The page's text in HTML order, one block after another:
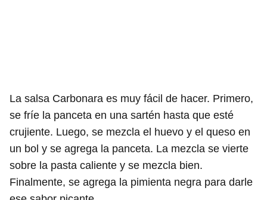
La salsa Carbonara es muy fácil de hacer. Primero,
se fríe la panceta en una sartén hasta que esté
crujiente. Luego, se mezcla el huevo y el queso en
un bol y se agrega la panceta. La mezcla se vierte
sobre la pasta caliente y se mezcla bien.
Finalmente, se agrega la pimienta negra para darle